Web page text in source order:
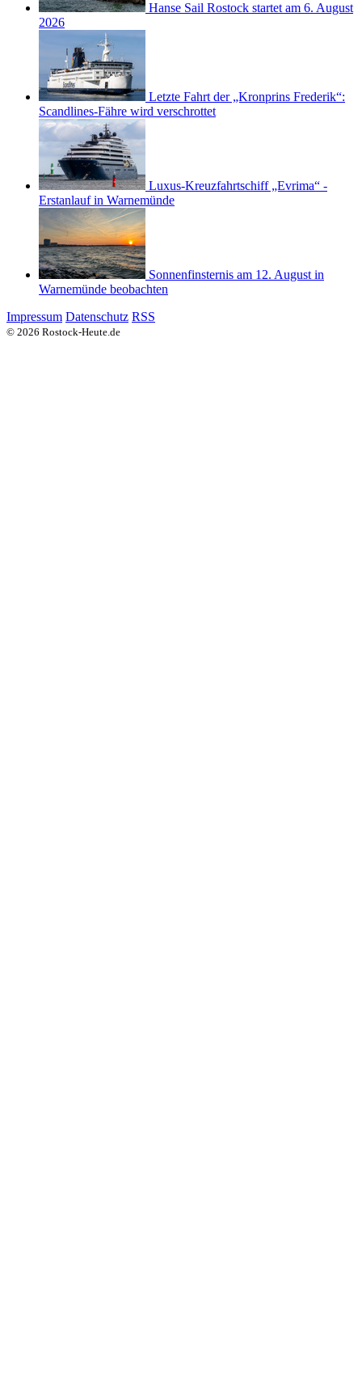
Hanse Sail Rostock startet am 6. August
2026
Letzte Fahrt der „Kronprins Frederik“:
Scandlines-Fähre wird verschrottet
Luxus-Kreuzfahrtschiff „Evrima“ -
Erstanlauf in Warnemünde
Sonnenfinsternis am 12. August in
Warnemünde beobachten
Impressum Datenschutz RSS
© 2026 Rostock-Heute.de